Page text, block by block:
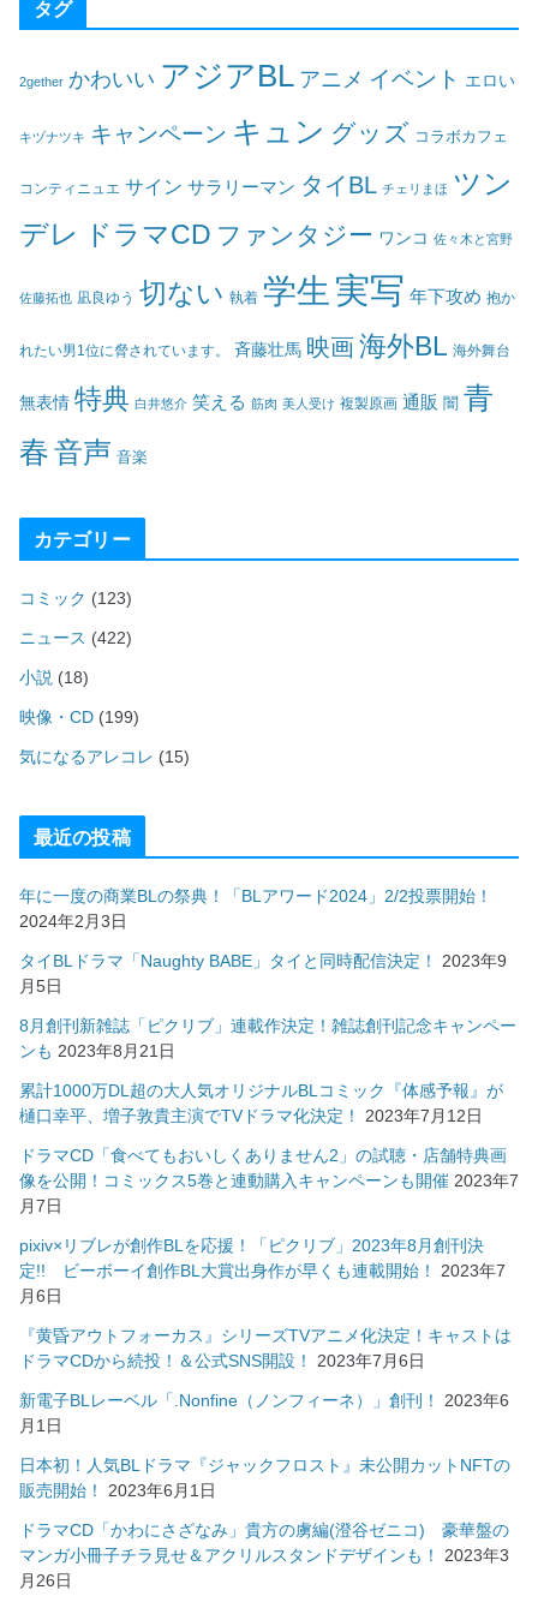
タグ
2gether かわいい アジアBL アニメ イベント エロい
キヅナツキ キャンペーン キュン グッズ コラボカフェ
コンティニュエ サイン サラリーマン タイBL チェリまほ ツン
デレ
ドラマCD ファンタジー ワンコ 佐々木と宮野
佐藤拓也 凪良ゆう 切ない 執着 学生 実写 年下攻め 抱か
れたい男1位に脅されています。 斉藤壮馬 映画海外BL 海外舞台
無表情 特典 白井悠介 笑える 筋肉 美人受け 複製原画 通販 闇 青
春音声 音楽
カテゴリー
コミック (123)
ニュース (422)
小説 (18)
映像・CD (199)
気になるアレコレ (15)
最近の投稿
年に一度の商業BLの祭典！「BLアワード2024」2/2投票開始！
2024年2月3日
タイBLドラマ「Naughty BABE」タイと同時配信決定！
2023年9
月5日
8月創刊新雑誌「ピクリブ」連載作決定！雑誌創刊記念キャンペー
ンも 2023年8月21日
累計1000万DL超の大人気オリジナルBLコミック『体感予報』が
樋口幸平、増子敦貴主演でTVドラマ化決定！
2023年7月12日
ドラマCD「食べてもおいしくありません2」の試聴・店舗特典画
像を公開！コミックス5巻と連動購入キャンペーンも開催 2023年7
月7日
pixiv×リブレが創作BLを応援！「ピクリブ」2023年8月創刊決
定!! ビーボーイ創作BL大賞出身作が早くも連載開始！
2023年7
月6日
『黄昏アウトフォーカス』シリーズTVアニメ化決定！キャストは
ドラマCDから続投！＆公式SNS開設！
2023年7月6日
新電子BLレーベル「.Nonfine（ノンフィーネ）」創刊！
2023年6
月1日
日本初！人気BLドラマ『ジャックフロスト』未公開カットNFTの
販売開始！
2023年6月1日
ドラマCD「かわにさざなみ」貴方の虜編(澄谷ゼニコ) 豪華盤の
マンガ小冊子チラ見せ＆アクリルスタンドデザインも！
2023年3
月26日